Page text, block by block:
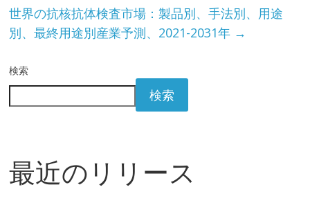
世界の抗核抗体検査市場：製品別、手法別、用途
別、最終用途別産業予測、2021-2031年 →
検索
検索
最近のリリース